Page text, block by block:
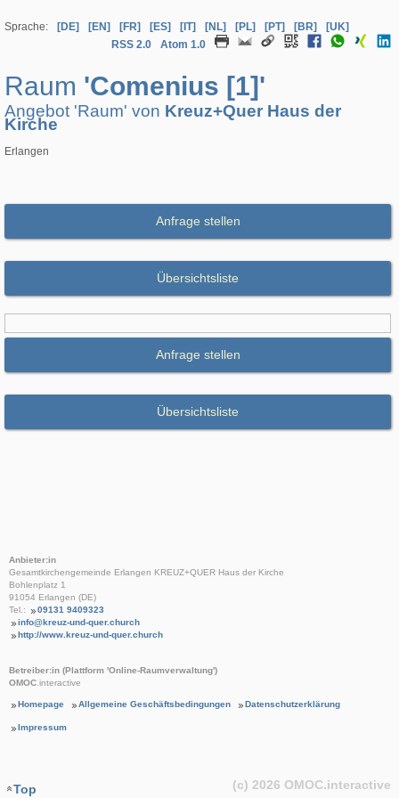
Sprache: [DE] [EN] [FR] [ES] [IT] [NL] [PL] [PT] [BR]
[UK]
RSS 2.0
Atom 1.0
Raum 'Comenius [1]'
Angebot 'Raum' von Kreuz+Quer Haus der
Kirche
Erlangen
Anfrage stellen
Übersichtsliste
Anfrage stellen
Übersichtsliste
Anbieter:in
Gesamtkirchengemeinde Erlangen KREUZ+QUER Haus der Kirche
Bohlenplatz 1
91054 Erlangen (DE)
Tel.:
09131 9409323
info@kreuz-und-quer.church
http://www.kreuz-und-quer.church
Betreiber:in (Plattform 'Online-Raumverwaltung')
OMOC.interactive
Homepage Allgemeine Geschäftsbedingungen Datenschutzerklärung
Impressum
Top (c) 2026 OMOC.interactive